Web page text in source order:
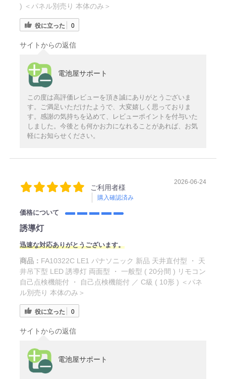
) ＜パネル別売り 本体のみ＞
役に立った 0
サイトからの返信
電池屋サポート
この度は高評価レビューを頂き誠にありがとうございま
す。ご満足いただけたようで、大変嬉しく思っておりま
す。感謝の気持ちを込めて、レビューポイントを付与いた
しました。今後とも何かお力になれることがあれば、お気
軽にお知らせください。
ご利用者様
購入確認済み
2026-06-24
価格について
誘導灯
迅速な対応ありがとうございます。
商品： FA10322C LE1 パナソニック 新品 天井直付型 ・ 天
井吊下型 LED 誘導灯 両面型 ・ 一般型 ( 20分間 ) リモコン
自己点検機能付 ・ 自己点検機能付 ／ C級 ( 10形 ) ＜パネ
ル別売り 本体のみ＞
役に立った 0
サイトからの返信
電池屋サポート